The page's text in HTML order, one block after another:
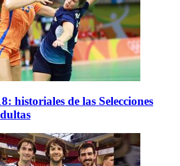
historiales de las Selecciones